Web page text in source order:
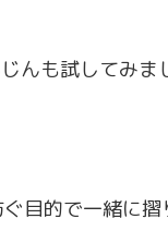
んも試してみ
目的で一緒に摺